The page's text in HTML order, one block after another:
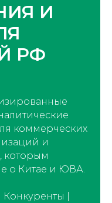
И
РФ
коммерческих
и
которым
о Китае и ЮВА.
|